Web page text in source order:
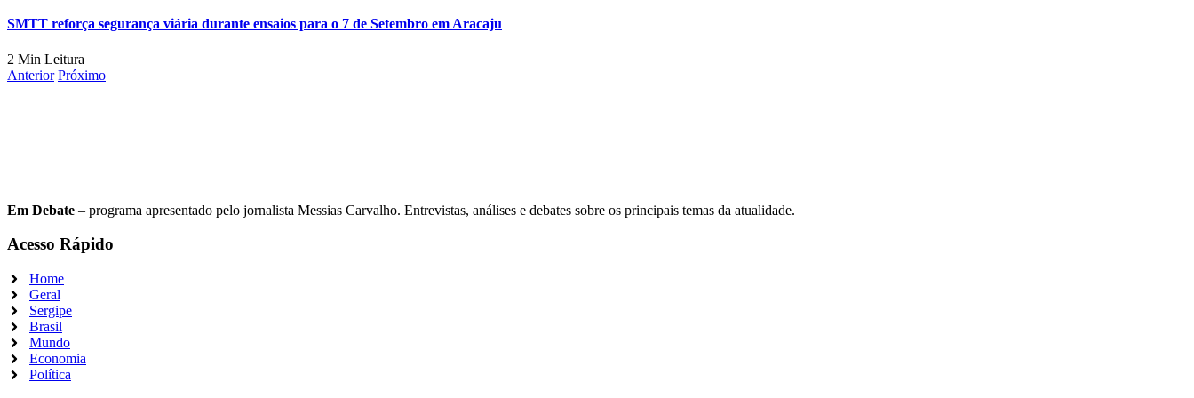
SMTT reforça segurança viária durante ensaios para o 7 de Setembro em Aracaju
2 Min Leitura
Anterior Próximo
Em Debate – programa apresentado pelo jornalista Messias Carvalho. Entrevistas, análises e debates sobre os principais temas da atualidade.
Acesso Rápido
Home
Geral
Sergipe
Brasil
Mundo
Economia
Política